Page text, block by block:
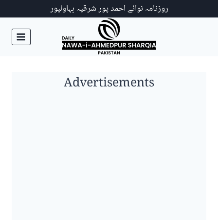
روزنامہ نوائے احمد پور شرقیہ بہاولپور
Advertisements